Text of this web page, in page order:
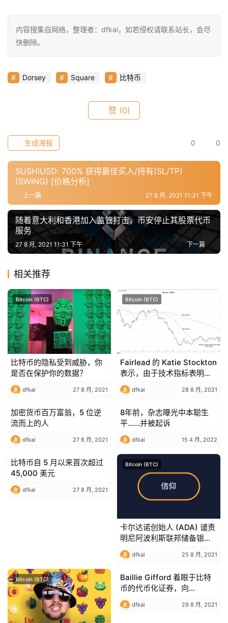
a
9
工
具
荐
内容搜集自网络，整理者：dfkai，如若侵权请联系站长，会尽
快删除。
Dorsey Square 比特币
赞 (0)
0 0
生成海报
SUSHIUSD: 700% 获得最佳买入/持有(SL/TP)
(SWING) [价格分析]
上一篇 27 8 月, 2021 11:31 下午
随着意大利和香港加入监管打击，币安停止其股票代币
服务
下一篇
27 8 月, 2021 11:31 下午
相关推荐
Bitcoin (BTC)
比特币的隐私受到威胁，你
是否在保护你的数据？
dfkai 27 8 月, 2021
Bitcoin (BTC)
Fairlead 的 Katie Stockton
表示，由于技术指标表明加
密货币处于风险模式，比特
币即将上涨 34%
dfkai 28 8 月, 2021
Bitcoin (BTC)
加密货币百万富翁，5 位逆
流而上的人
dfkai 27 8 月, 2021
Bitcoin (BTC)
8年前，杂志曝光中本聪生
平……并被起诉
dfkai 15 4 月, 2022
Bitcoin (BTC)
比特币自 5 月以来首次超过
45,000 美元
dfkai 27 8 月, 2021
Bitcoin (BTC)
卡尔达诺创始人 (ADA) 谴责
明尼阿波利斯联邦储备银行
主席 Neel Kashkari
dfkai 25 8 月, 2021
Bitcoin (BTC) Bitcoin (BTC)
Baillie Gifford 着眼于比特
币的代币化证券，向
Blockstream 投资 2.1 亿美
元资金 – Ledger Insights
dfkai 29 8 月, 2021